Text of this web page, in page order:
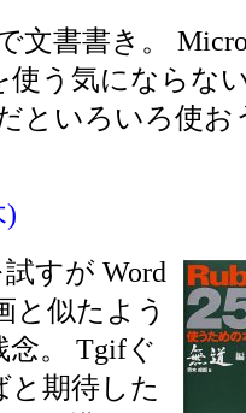
文書書き。
使う気にならな
といろいろ使
)
すが Word
と似たよう
。 Tgifぐ
と期待した